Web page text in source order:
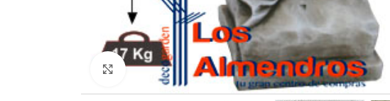
Clic para ampliar